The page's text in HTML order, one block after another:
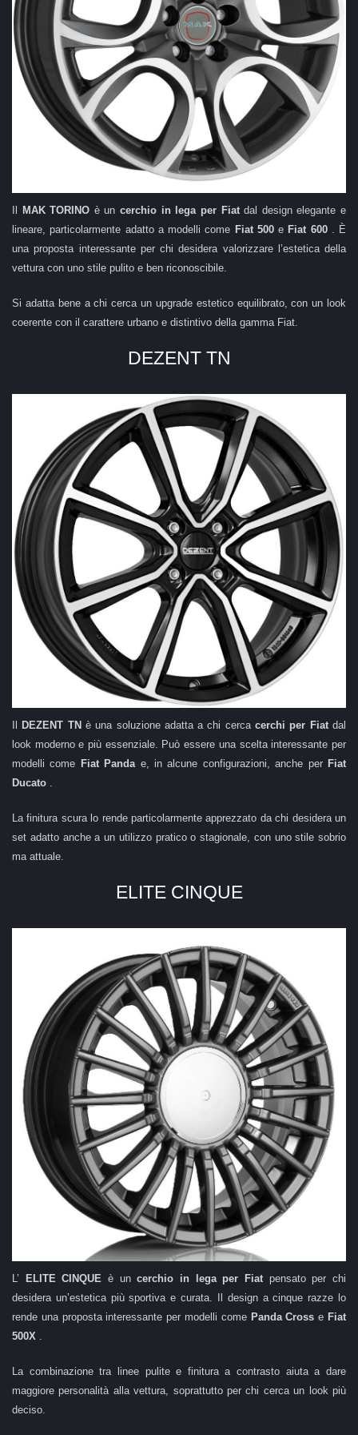
Il MAK TORINO è uncerchio in lega per Fiatdal design elegante e
lineare, particolarmente adatto a modelli come Fiat 500 e Fiat 600
. È
una proposta interessante per chi desidera valorizzare l’estetica della
vettura con uno stile pulito e ben riconoscibile.
Si adatta bene a chi cerca un upgrade estetico equilibrato, con un look
coerente con il carattere urbano e distintivo della gamma Fiat.
DEZENT TN
DEZENT TN è una soluzione adatta a chi cercacerchi per Fiatdal
look moderno e più essenziale. Può essere una scelta interessante per
modelli come Fiat Panda e, in alcune configurazioni, anche per Fiat
Ducato .
La finitura scura lo rende particolarmente apprezzato da chi desidera un
set adatto anche a un utilizzo pratico o stagionale, con uno stile sobrio
ma attuale.
ELITE CINQUE
L’ ELITE CINQUEè uncerchio in lega per Fiat pensato per chi
desidera un’estetica più sportiva e curata. Il design a cinque razze lo
rende una proposta interessante per modelli come Panda Crosse Fiat
500X
La combinazione tra linee pulite e finitura a contrasto aiuta a dare
maggiore personalità alla vettura, soprattutto per chi cerca un look più
deciso.